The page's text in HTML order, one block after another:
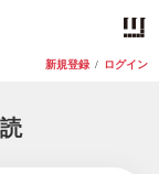
新規登録 / ログイン